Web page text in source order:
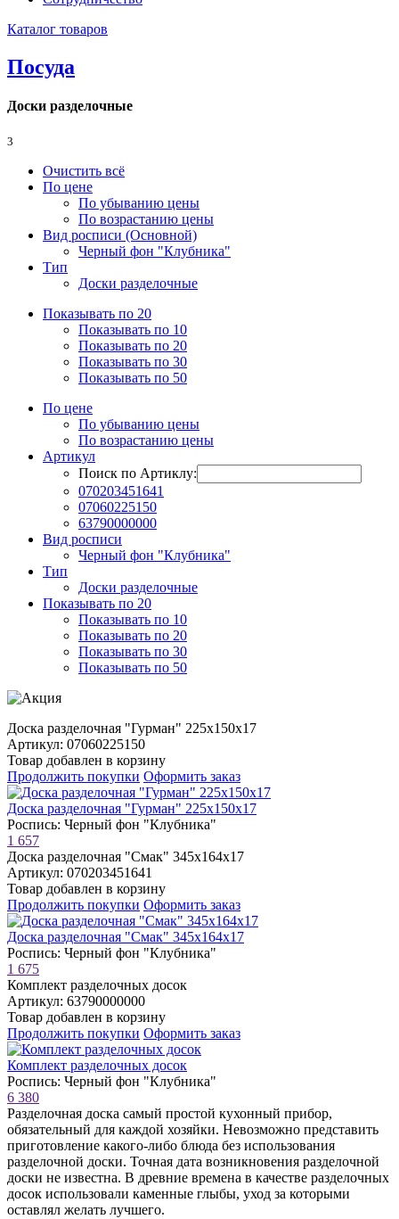
Каталог товаров
Посуда
Доски разделочные
3
Очистить всё
По цене
По убыванию цены
По возрастанию цены
Вид росписи (Основной)
Черный фон "Клубника"
Тип
Доски разделочные
Показывать по 20
Показывать по 10
Показывать по 20
Показывать по 30
Показывать по 50
По цене
По убыванию цены
По возрастанию цены
Артикул
Поиск по Артиклу:
070203451641
07060225150
63790000000
Вид росписи
Черный фон "Клубника"
Тип
Доски разделочные
Показывать по 20
Показывать по 10
Показывать по 20
Показывать по 30
Показывать по 50
Доска разделочная "Гурман" 225х150х17
Артикул: 07060225150
Товар добавлен в корзину
Продолжить покупки Оформить заказ
Доска разделочная "Гурман" 225х150х17
Роспись: Черный фон "Клубника"
1 657
Доска разделочная "Смак" 345х164х17
Артикул: 070203451641
Товар добавлен в корзину
Продолжить покупки Оформить заказ
Доска разделочная "Смак" 345х164х17
Роспись: Черный фон "Клубника"
1 675
Комплект разделочных досок
Артикул: 63790000000
Товар добавлен в корзину
Продолжить покупки Оформить заказ
Комплект разделочных досок
Роспись: Черный фон "Клубника"
6 380
Разделочная доска самый простой кухонный прибор,
обязательный для каждой хозяйки. Невозможно представить
приготовление какого-либо блюда без использования
разделочной доски. Точная дата возникновения разделочной
доски не известна. В древние времена в качестве разделочных
досок использовали каменные глыбы, уход за которыми
оставлял желать лучшего.